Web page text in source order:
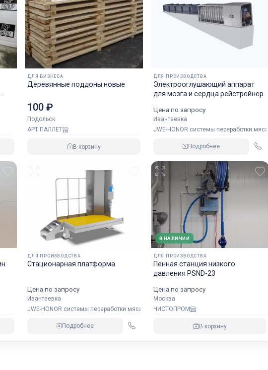
ДЛЯ БИЗНЕСА
Деревянные поддоны новые
100 ₽
Подольск
АРТ ПАЛЛЕТ
В корзину
ДЛЯ ПРОИЗВОДСТВА
Электрооглушающий аппарат
для мозга и сердца рейстрейнер
Цена по запросу
Ивантеевка
JWE-HONOR системы переработки мяса
Подробнее
ДЛЯ ПРОИЗВОДСТВА
Стационарная платформа
Цена по запросу
Ивантеевка
JWE-HONOR системы переработки мяса
Подробнее
В НАЛИЧИИ
ДЛЯ ПРОИЗВОДСТВА
Пенная станция низкого
давления PSND-23
Цена по запросу
Москва
ЧИСТОПРОМ
В корзину